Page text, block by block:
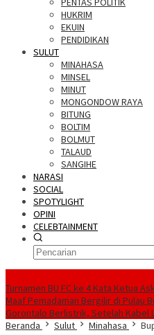
HUKRIM
EKUIN
PENDIDIKAN
SULUT
MINAHASA
MINSEL
MINUT
MONGONDOW RAYA
BITUNG
BOLTIM
BOLMUT
TALAUD
SANGIHE
NARASI
SOCIAL
SPOTYLIGHT
OPINI
CELEBTAINMENT
Turnamen BU FC ke 4 Kata Ketua
Maaf Pemadaman Bergilir di Pulau
Gorontalo Berlistrik, Setelah Kabel
Beranda
Sulut Minahasa